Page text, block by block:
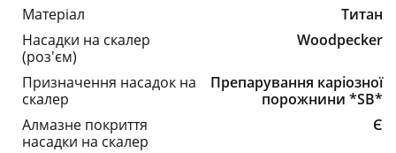
Матеріал
Титан
Насадки на скалер
(роз'єм)
Woodpecker
Призначення насадок на
скалер
Препарування каріозної
порожнини *SB*
Алмазне покриття
насадки на скалер
Є